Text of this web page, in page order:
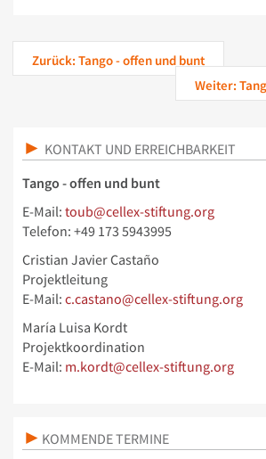
Zurück: Tango - offen und bunt
Weiter:
KONTAKT UND ERREICHBARKEIT
Tango - offen und bunt
E-Mail: toub@cellex-stiftung.org
Telefon: +49 173 5943995
Cristian Javier Castaño
Projektleitung
E-Mail: c.castano@cellex-stiftung.org
María Luisa Kordt
Projektkoordination
E-Mail: m.kordt@cellex-stiftung.org
KOMMENDE TERMINE